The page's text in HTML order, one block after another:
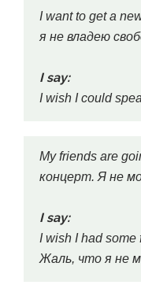
I want to get a
я не владею
I say:
I wish I could
My friends are
концерт. Я не
I say:
I wish I had
Жаль, что я не